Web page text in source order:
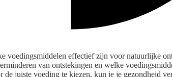
voedingsmiddelen effectief zijn voor natuurlijke
van ontstekingen en welke
de juiste voeding te kiezen, kun je je gezondheid